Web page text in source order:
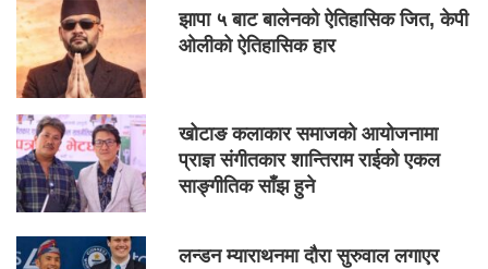
झापा ५ बाट बालेनको ऐतिहासिक जित, केपी
ओलीको ऐतिहासिक हार
खोटाङ कलाकार समाजको आयोजनामा
प्राज्ञ संगीतकार शान्तिराम राईको एकल
साङ्गीतिक साँझ हुने
लन्डन म्याराथनमा दौरा सुरुवाल लगाएर